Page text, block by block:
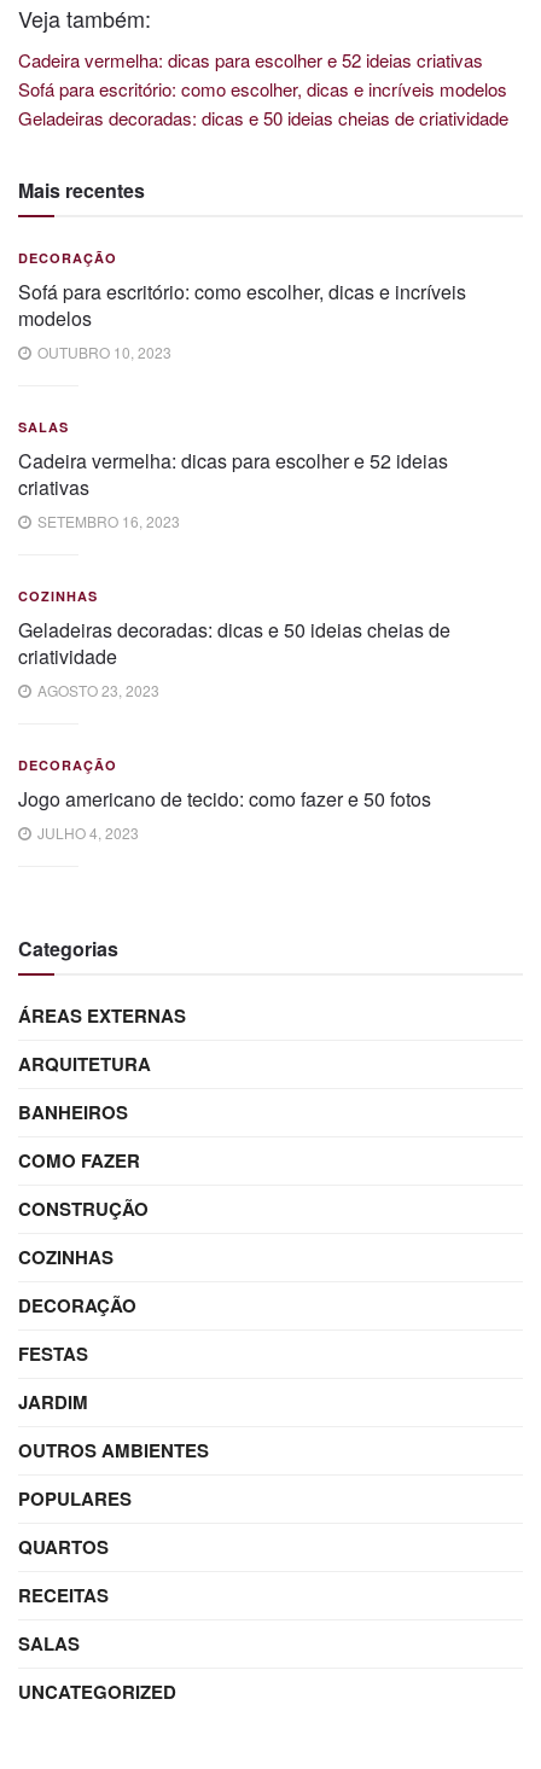
Veja também:
Cadeira vermelha: dicas para escolher e 52 ideias criativas
Sofá para escritório: como escolher, dicas e incríveis modelos
Geladeiras decoradas: dicas e 50 ideias cheias de criatividade
Mais recentes
DECORAÇÃO
Sofá para escritório: como escolher, dicas e incríveis
modelos
OUTUBRO 10, 2023
SALAS
Cadeira vermelha: dicas para escolher e 52 ideias
criativas
SETEMBRO 16, 2023
COZINHAS
Geladeiras decoradas: dicas e 50 ideias cheias de
criatividade
AGOSTO 23, 2023
DECORAÇÃO
Jogo americano de tecido: como fazer e 50 fotos
JULHO 4, 2023
Categorias
ÁREAS EXTERNAS
ARQUITETURA
BANHEIROS
COMO FAZER
CONSTRUÇÃO
COZINHAS
DECORAÇÃO
FESTAS
JARDIM
OUTROS AMBIENTES
POPULARES
QUARTOS
RECEITAS
SALAS
UNCATEGORIZED